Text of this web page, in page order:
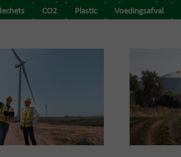
CO2 Plastic Voedingsafval